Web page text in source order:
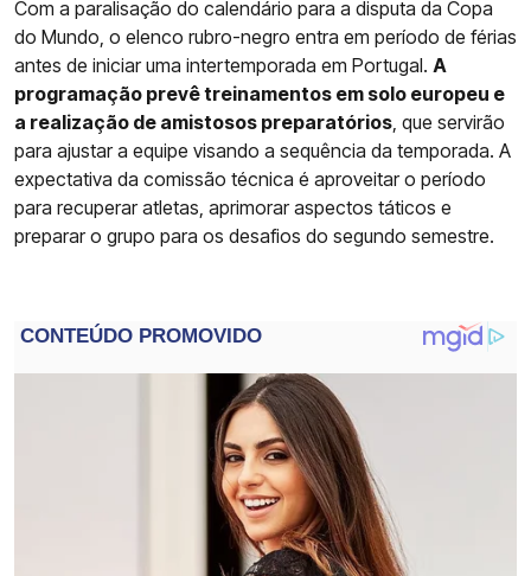
Com a paralisação do calendário para a disputa da Copa
do Mundo, o elenco rubro-negro entra em período de férias
antes de iniciar uma intertemporada em Portugal. A
programação prevê treinamentos em solo europeu e
a realização de amistosos preparatórios , que servirão
para ajustar a equipe visando a sequência da temporada. A
expectativa da comissão técnica é aproveitar o período
para recuperar atletas, aprimorar aspectos táticos e
preparar o grupo para os desafios do segundo semestre.